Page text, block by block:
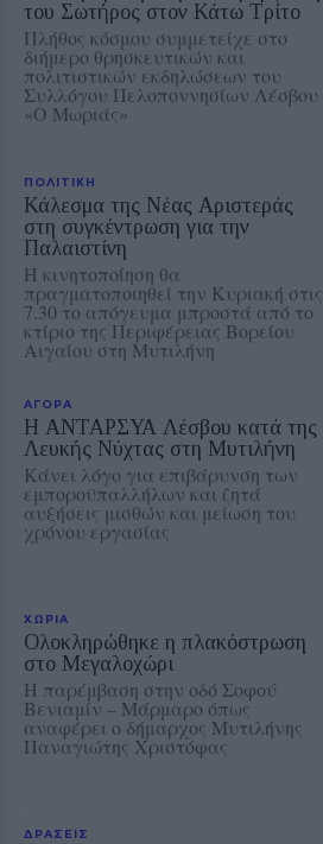
του Σωτήρος στον Κάτω Τρίτο
Πλήθος κόσμου συμμετείχε στο
διήμερο θρησκευτικών και
πολιτιστικών εκδηλώσεων του
Συλλόγου Πελοποννησίων Λέσβου
«Ο Μωριάς»
ΠΟΛΙΤΙΚΗ
Κάλεσμα της Νέας Αριστεράς
στη συγκέντρωση για την
Παλαιστίνη
Η κινητοποίηση θα
πραγματοποιηθεί την Κυριακή στις
7.30 το απόγευμα μπροστά από το
κτίριο της Περιφέρειας Βορείου
Αιγαίου στη Μυτιλήνη
ΑΓΟΡΑ
Η ΑΝΤΑΡΣΥΑ Λέσβου κατά της
Λευκής Νύχτας στη Μυτιλήνη
Κάνει λόγο για επιβάρυνση των
εμποροϋπαλλήλων και ζητά
αυξήσεις μισθών και μείωση του
χρόνου εργασίας
ΧΩΡΙΑ
Ολοκληρώθηκε η πλακόστρωση
στο Μεγαλοχώρι
Η παρέμβαση στην οδό Σοφού
Βενιαμίν – Μάρμαρο όπως
αναφέρει ο δήμαρχος Μυτιλήνης
Παναγιώτης Χριστόφας
ΔΡΑΣΕΙΣ